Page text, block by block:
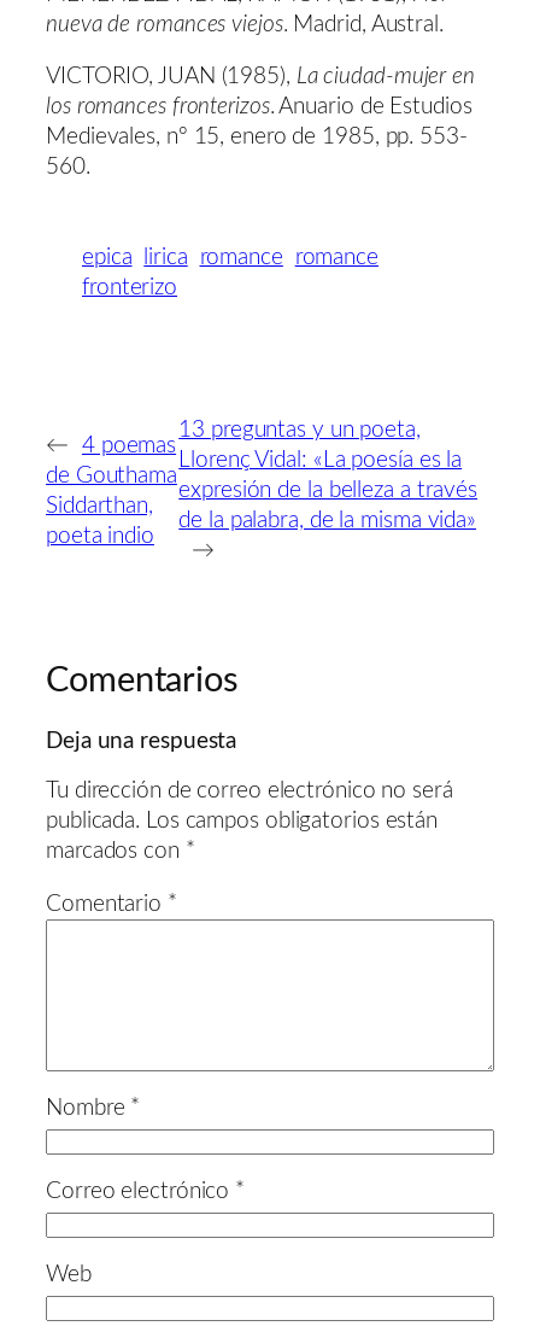
nueva de romances viejos. Madrid, Austral.
VICTORIO, JUAN (1985), La ciudad-mujer en
los romances fronterizos. Anuario de Estudios
Medievales, nº 15, enero de 1985, pp. 553-
560.
epica lirica romance
romance
fronterizo
←
4 poemas
de Gouthama
Siddarthan,
poeta indio
13 preguntas y un poeta,
Llorenç Vidal: «La poesía es la
expresión de la belleza a través
de la palabra, de la misma vida»
→
Comentarios
Deja una respuesta
Tu dirección de correo electrónico no será
publicada. Los campos obligatorios están
marcados con *
Comentario *
Nombre *
Correo electrónico *
Web